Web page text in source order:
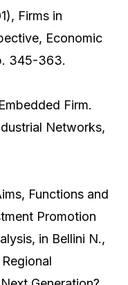
Firms in
Economic
345-363.
Firm.
Networks,
Functions and
Promotion
in Bellini N.,